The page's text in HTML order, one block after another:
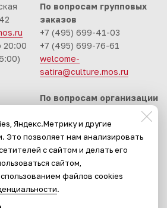
20:00
По вопросам групповых
заказов
+7 (495) 699-41-03
+7 (495) 699-76-61
welcome-
satira@culture.mos.ru
По вопросам организации
мероприятий
+7 (495) 699-94-30
event-satira@culture.mos.ru
Яндекс.Метрику и другие
Это позволяет нам анализировать
с сайтом и делать его
сайтом,
файлов cookies
.